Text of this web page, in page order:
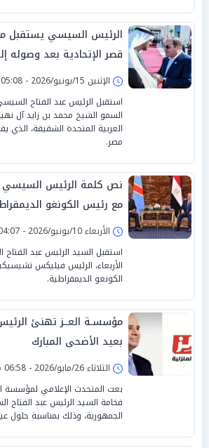
الرئيس السيسي يستقبل
قصر الإتحادية بعد وصوله
الإثنين 15/يونيو/2026 - 05:08 م
استقبل الرئيس عبد الفتاح
السمو الشيخ محمد بن زايد آل
العربية المتحدة الشقيقة، الذي
مصر.
نص كلمة الرئيس السيسي
مع رئيس الكونغو
الأربعاء 10/يونيو/2026 - 04:07 م
استقبل السيد الرئيس عبد
الأربعاء، الرئيس فيليكس
الكونغو الديمقراطية.
مؤسسـة العــز تهنئ
بعيد الأضحى المبارك
الثلاثاء 26/مايو/2026 - 06:58 م
بعث المتحدث الإعلامي لمؤسسة
فخامة السيد الرئيس عبد الفتاح
الجمهورية، وذلك بمناسبة حلول